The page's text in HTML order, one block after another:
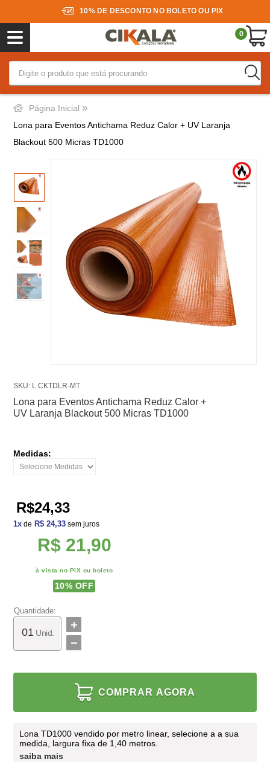
10% DE DESCONTO NO BOLETO OU PIX
0
Página Inicial »
Lona para Eventos Antichama Reduz Calor + UV Laranja
Blackout 500 Micras TD1000
SKU: L.CKTDLR-MT
Lona para Eventos Antichama Reduz Calor +
UV Laranja Blackout 500 Micras TD1000
Medidas:
R$24,33
1x de R$ 24,33 sem juros
R$ 21,90
à vista no PIX ou boleto
10% OFF
Quantidade:
Unid.
COMPRAR AGORA
Lona TD1000 vendido por metro linear, selecione a a sua
medida, largura fixa de 1,40 metros.
saiba mais